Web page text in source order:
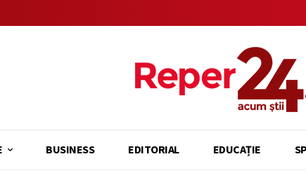
BUSINESS EDITORIAL EDUCAȚIE